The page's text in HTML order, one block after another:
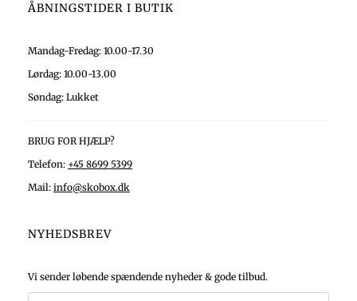
ÅBNINGSTIDER I BUTIK
Mandag-Fredag: 10.00-17.30
Lørdag: 10.00-13.00
Søndag: Lukket
BRUG FOR HJÆLP?
Telefon: +45 8699 5399
Mail: info@skobox.dk
NYHEDSBREV
Vi sender løbende spændende nyheder & gode tilbud.